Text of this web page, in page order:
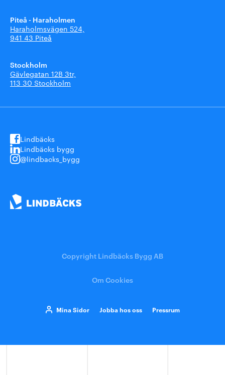
Piteå - Haraholmen
Haraholmsvägen 524,
941 43 Piteå
Stockholm
Gävlegatan 12B 3tr,
113 30 Stockholm
Lindbäcks
Lindbäcks bygg
@lindbacks_bygg
Copyright Lindbäcks Bygg AB
Om Cookies
Mina Sidor Jobba hos oss Pressrum